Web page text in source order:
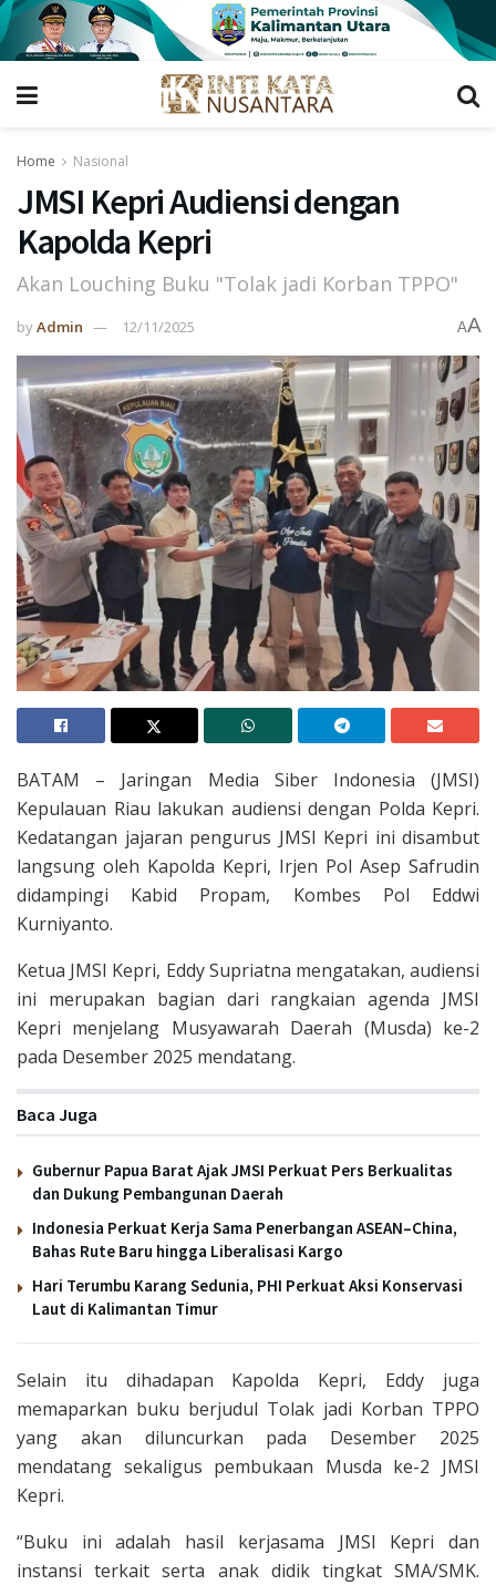
Home Nasional
JMSI Kepri Audiensi dengan
Kapolda Kepri
Akan Louching Buku "Tolak jadi Korban TPPO"
byAdmin 12/11/2025 AA
BATAM – Jaringan Media Siber Indonesia (JMSI)
Kepulauan Riau lakukan audiensi dengan Polda Kepri.
Kedatangan jajaran pengurus JMSI Kepri ini disambut
langsung oleh Kapolda Kepri, Irjen Pol Asep Safrudin
didampingi Kabid Propam, Kombes Pol Eddwi
Kurniyanto.
Ketua JMSI Kepri, Eddy Supriatna mengatakan, audiensi
ini merupakan bagian dari rangkaian agenda JMSI
Kepri menjelang Musyawarah Daerah (Musda) ke-2
pada Desember 2025 mendatang.
Baca Juga
Gubernur Papua Barat Ajak JMSI Perkuat Pers Berkualitas
dan Dukung Pembangunan Daerah
Indonesia Perkuat Kerja Sama Penerbangan ASEAN–China,
Bahas Rute Baru hingga Liberalisasi Kargo
Hari Terumbu Karang Sedunia, PHI Perkuat Aksi Konservasi
Laut di Kalimantan Timur
Selain itu dihadapan Kapolda Kepri, Eddy juga
memaparkan buku berjudul Tolak jadi Korban TPPO
yang akan diluncurkan pada Desember 2025
mendatang sekaligus pembukaan Musda ke-2 JMSI
Kepri.
“Buku ini adalah hasil kerjasama JMSI Kepri dan
instansi terkait serta anak didik tingkat SMA/SMK.